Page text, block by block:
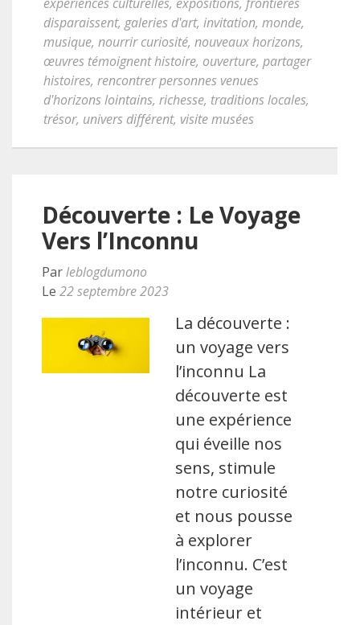
disparaissent, galeries d'art, invitation, monde,
musique, nourrir curiosité, nouveaux horizons,
œuvres témoignent histoire, ouverture, partager
histoires, rencontrer personnes venues
d'horizons lointains, richesse, traditions locales,
trésor, univers différent, visite musées
Découverte : Le Voyage
Vers l’Inconnu
Parleblogdumono
Le 22 septembre 2023
La découverte :
un voyage vers
l’inconnu La
découverte est
une expérience
qui éveille nos
sens, stimule
notre curiosité
et nous pousse
à explorer
l’inconnu. C’est
un voyage
intérieur et